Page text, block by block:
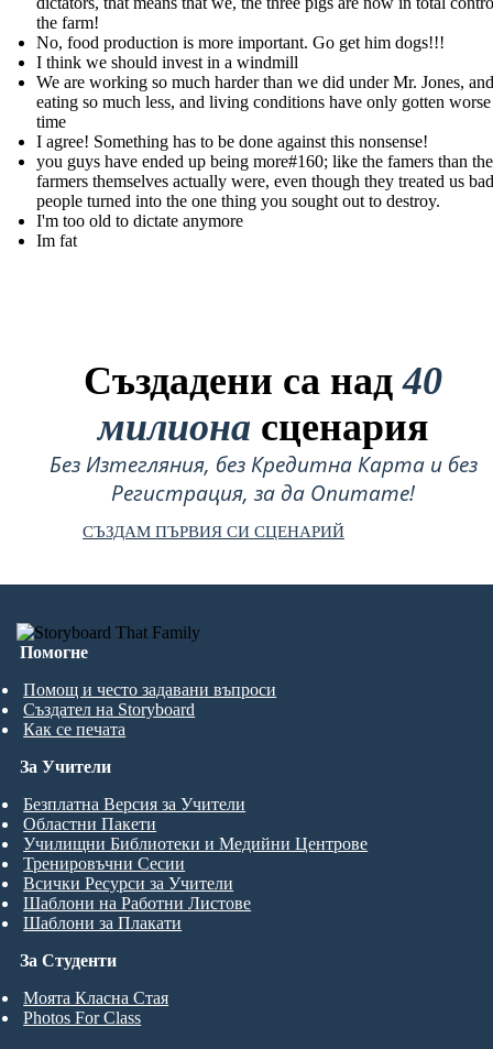
the farm!
No, food production is more important. Go get him dogs!!!
I think we should invest in a windmill
We are working so much harder than we did under Mr. Jones,
eating so much less, and living conditions have only gotten
time
I agree! Something has to be done against this nonsense!
you guys have ended up being more#160; like the famers than the
farmers themselves actually were, even though they treated us
people turned into the one thing you sought out to destroy.
I'm too old to dictate anymore
Im fat
Създадени са над40
милиона сценария
Без Изтегляния, без Кредитна Карта и без
Регистрация, за да Опитате!
СЪЗДАМ ПЪРВИЯ СИ СЦЕНАРИЙ
Помогне
Помощ и често задавани въпроси
Създател на Storyboard
Как се печата
За Студенти
Моята Класна Стая
Photos For Class
За Учители
Безплатна Версия за Учители
Областни Пакети
Училищни Библиотеки и Медийни Центрове
Тренировъчни Сесии
Всички Ресурси за Учители
Шаблони на Работни Листове
Шаблони за Плакати